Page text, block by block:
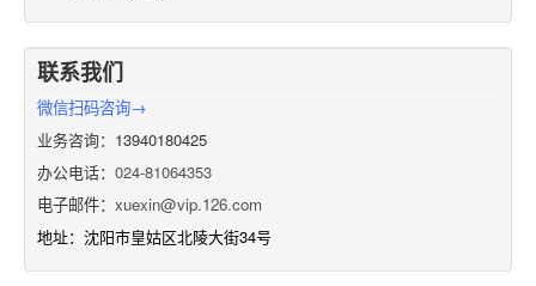
联系我们
微信扫码咨询→
业务咨询：13940180425
办公电话： 024-81064353
电子邮件： xuexin@vip.126.com
地址：沈阳市皇姑区北陵大街34号